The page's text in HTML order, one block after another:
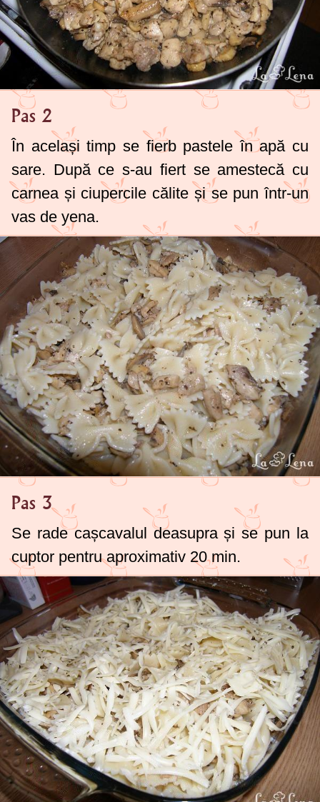
Pas 2
În același timp se fierb pastele în apă cu
sare. După ce s-au fiert se amestecă cu
carnea și ciupercile călite și se pun într-un
vas de yena.
Pas 3
Se rade cașcavalul deasupra și se pun la
cuptor pentru aproximativ 20 min.